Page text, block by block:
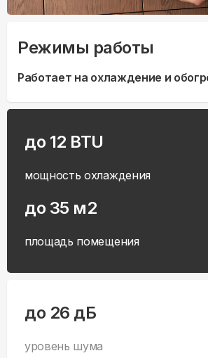
Режимы работы
Работает на охлаждение и
до 12 BTU
мощность охлаждения
до 35 м2
площадь помещения
до 26 дБ
уровень шума